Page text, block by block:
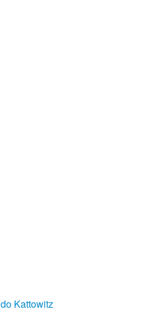
Kattowitz